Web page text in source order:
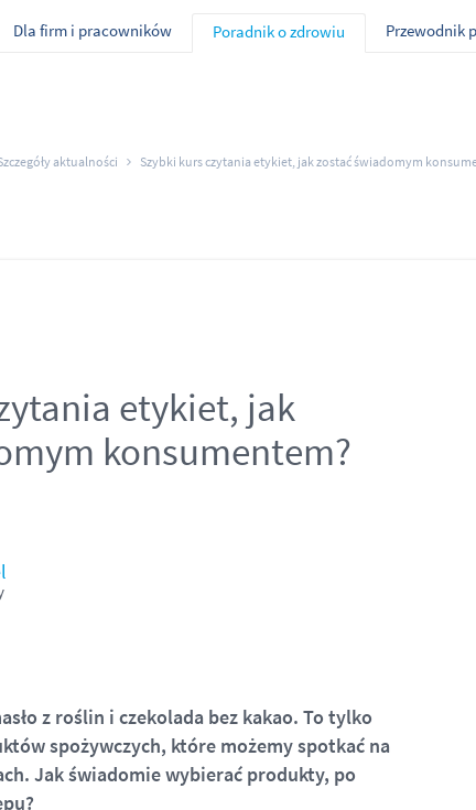
Dla firm i pracowników Poradnik o zdrowiu Przewodnik
aktualności Szybki kurs czytania etykiet, jak zostać świadomym
etykiet, jak
konsumentem?
z roślin i czekolada bez kakao. To tylko
spożywczych, które możemy spotkać na
Jak świadomie wybierać produkty, po